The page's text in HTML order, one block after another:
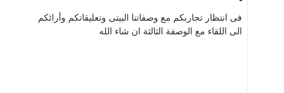
فى انتظار تجاربكم مع وصفاتنا البيتى وتعليقاتكم وأرائكم
الى اللقاء مع الوصفة الثالثة ان شاء الله